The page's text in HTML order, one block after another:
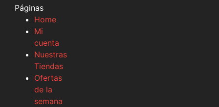
Páginas
Home
Mi
cuenta
Nuestras
Tiendas
Ofertas
de la
semana